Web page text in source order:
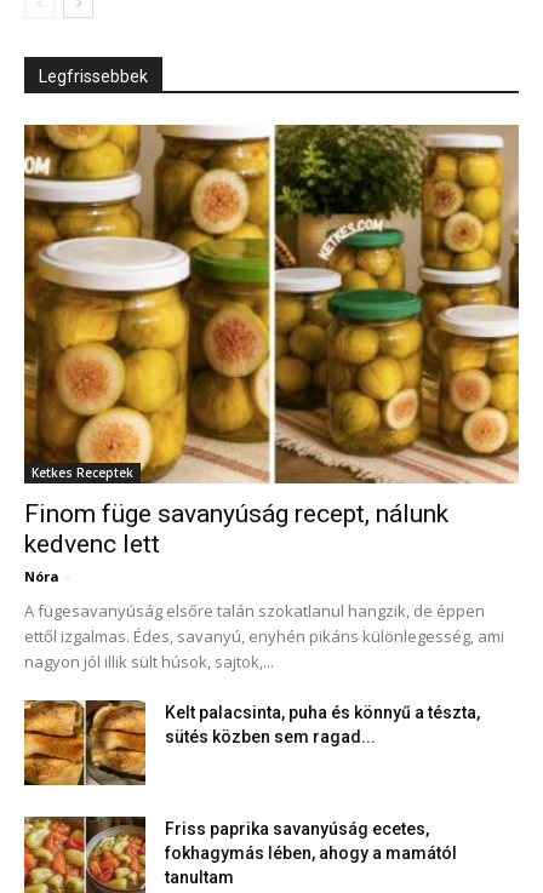
Legfrissebbek
Ketkes Receptek
Finom füge savanyúság recept, nálunk
kedvenc lett
Nóra -
A fügesavanyúság elsőre talán szokatlanul hangzik, de éppen
ettől izgalmas. Édes, savanyú, enyhén pikáns különlegesség, ami
nagyon jól illik sült húsok, sajtok,...
Kelt palacsinta, puha és könnyű a tészta,
sütés közben sem ragad...
Friss paprika savanyúság ecetes,
fokhagymás lében, ahogy a mamától
tanultam